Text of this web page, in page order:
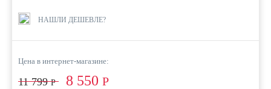
НАШЛИ ДЕШЕВЛЕ?
Цена в интернет-магазине:
11 799Р 8 550 Р